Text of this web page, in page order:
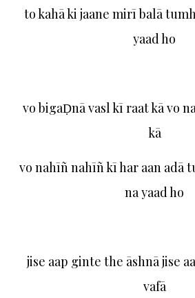
to kahā ki jaane mirī balā
yaad ho
vo bigaḌnā vasl kī raat kā vo
kā
vo nahīñ nahīñ kī har aan adā
na yaad ho
jise aap ginte the āshnā jise
vafā